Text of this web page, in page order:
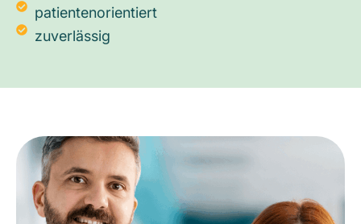
patientenorientiert
zuverlässig